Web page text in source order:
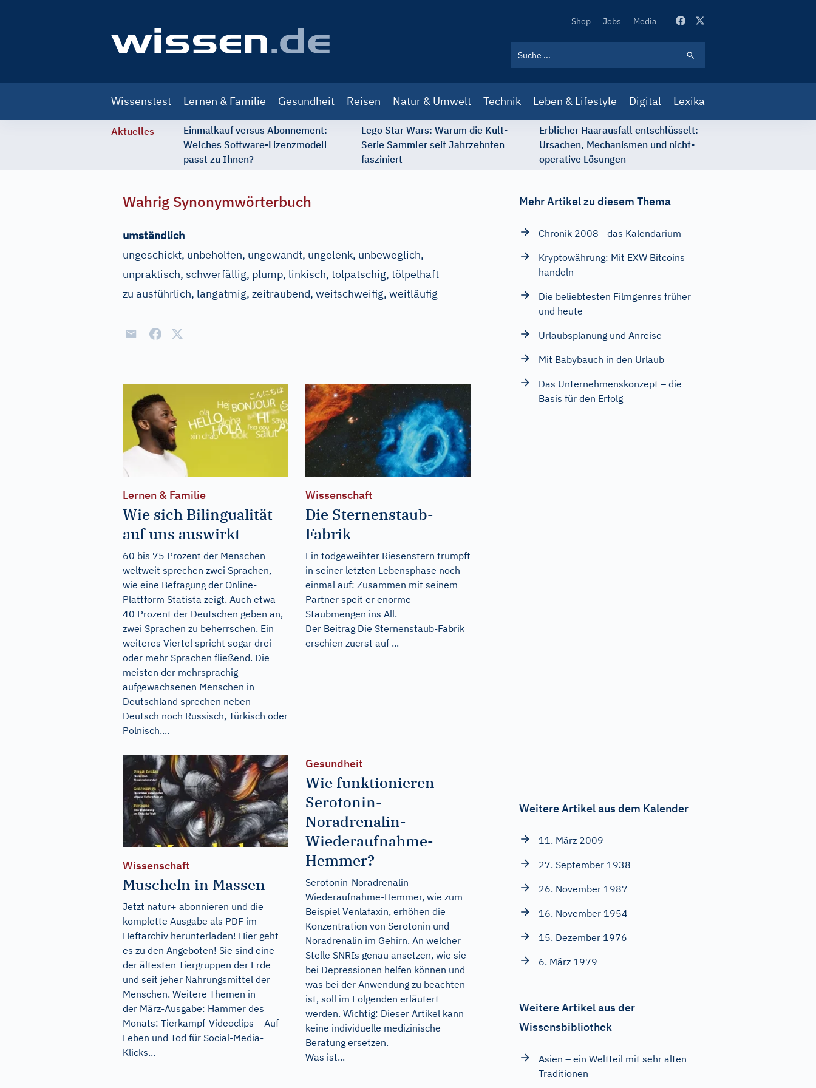
Secondary
Shop Jobs Media
navigation
Wissenstest Lernen & Familie Gesundheit Reisen Natur & Umwelt Technik Leben & Lifestyle Digital Lexika
Aktuelles
Einmalkauf versus Abonnement:
Welches Software-Lizenzmodell
passt zu Ihnen?
Lego Star Wars: Warum die Kult-
Serie Sammler seit Jahrzehnten
fasziniert
Erblicher Haarausfall entschlüsselt:
Ursachen, Mechanismen und nicht-
operative Lösungen
Wahrig Synonymwörterbuch
umständlich
ungeschickt, unbeholfen, ungewandt, ungelenk, unbeweglich,
unpraktisch, schwerfällig, plump, linkisch, tolpatschig, tölpelhaft
zu ausführlich, langatmig, zeitraubend, weitschweifig, weitläufig
Lernen & Familie
Wie sich Bilingualität
auf uns auswirkt
60 bis 75 Prozent der Menschen
weltweit sprechen zwei Sprachen,
wie eine Befragung der Online-
Plattform Statista zeigt. Auch etwa
40 Prozent der Deutschen geben an,
zwei Sprachen zu beherrschen. Ein
weiteres Viertel spricht sogar drei
oder mehr Sprachen fließend. Die
meisten der mehrsprachig
aufgewachsenen Menschen in
Deutschland sprechen neben
Deutsch noch Russisch, Türkisch oder
Polnisch....
Wissenschaft
Die Sternenstaub-
Fabrik
Ein todgeweihter Riesenstern trumpft
in seiner letzten Lebensphase noch
einmal auf: Zusammen mit seinem
Partner speit er enorme
Staubmengen ins All.
Der Beitrag Die Sternenstaub-Fabrik
erschien zuerst auf ...
Wissenschaft
Muscheln in Massen
Jetzt natur+ abonnieren und die
komplette Ausgabe als PDF im
Heftarchiv herunterladen! Hier geht
es zu den Angeboten! Sie sind eine
der ältesten Tiergruppen der Erde
und seit jeher Nahrungsmittel der
Menschen. Weitere Themen in
der März-Ausgabe: Hammer des
Monats: Tierkampf-Videoclips – Auf
Leben und Tod für Social-Media-
Klicks...
Gesundheit
Wie funktionieren
Serotonin-
Noradrenalin-
Wiederaufnahme-
Hemmer?
Serotonin-Noradrenalin-
Wiederaufnahme-Hemmer, wie zum
Beispiel Venlafaxin, erhöhen die
Konzentration von Serotonin und
Noradrenalin im Gehirn. An welcher
Stelle SNRIs genau ansetzen, wie sie
bei Depressionen helfen können und
was bei der Anwendung zu beachten
ist, soll im Folgenden erläutert
werden. Wichtig: Dieser Artikel kann
keine individuelle medizinische
Beratung ersetzen.
Was ist...
Mehr Artikel zu diesem Thema
Chronik 2008 - das Kalendarium
Kryptowährung: Mit EXW Bitcoins
handeln
Die beliebtesten Filmgenres früher
und heute
Urlaubsplanung und Anreise
Mit Babybauch in den Urlaub
Das Unternehmenskonzept – die
Basis für den Erfolg
Weitere Artikel aus dem Kalender
11. März 2009
27. September 1938
26. November 1987
16. November 1954
15. Dezember 1976
6. März 1979
Weitere Artikel aus der
Wissensbibliothek
Asien – ein Weltteil mit sehr alten
Traditionen